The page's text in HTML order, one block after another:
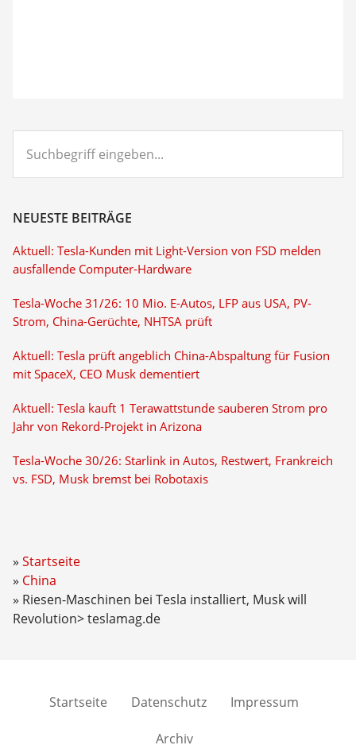
eingeben...
NEUESTE BEITRÄGE
Aktuell: Tesla-Kunden mit Light-Version von FSD melden
ausfallende Computer-Hardware
Tesla-Woche 31/26: 10 Mio. E-Autos, LFP aus USA, PV-
Strom, China-Gerüchte, NHTSA prüft
Aktuell: Tesla prüft angeblich China-Abspaltung für Fusion
mit SpaceX, CEO Musk dementiert
Aktuell: Tesla kauft 1 Terawattstunde sauberen Strom pro
Jahr von Rekord-Projekt in Arizona
Tesla-Woche 30/26: Starlink in Autos, Restwert, Frankreich
vs. FSD, Musk bremst bei Robotaxis
Startseite
China
Riesen-Maschinen bei Tesla installiert, Musk will
Revolution> teslamag.de
Startseite Datenschutz Impressum
Archiv